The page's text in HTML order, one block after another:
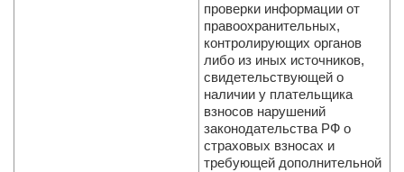
проверки информации от
правоохранительных,
контролирующих органов
либо из иных источников,
свидетельствующей о
наличии у плательщика
взносов нарушений
законодательства РФ о
страховых взносах и
требующей дополнительной